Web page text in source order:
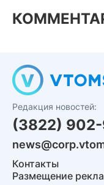
Редакция новостей:
(3822)
Контакты
Размещение